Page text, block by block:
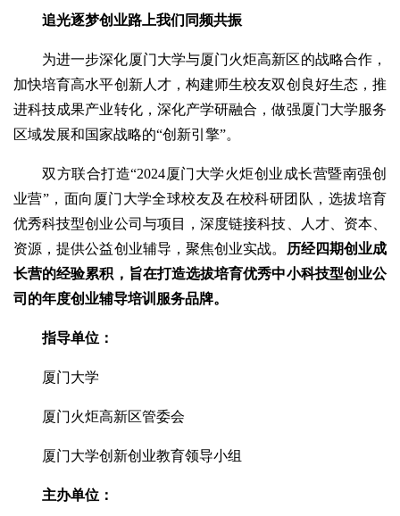
追光逐梦创业路上我们同频共振
为进一步深化厦门大学与厦门火炬高新区的战略合作，
加快培育高水平创新人才，构建师生校友双创良好生态，推
进科技成果产业转化，深化产学研融合，做强厦门大学服务
区域发展和国家战略的“创新引擎”。
双方联合打造“2024厦门大学火炬创业成长营暨南强创
业营”，面向厦门大学全球校友及在校科研团队，选拔培育
优秀科技型创业公司与项目，深度链接科技、人才、资本、
资源，提供公益创业辅导，聚焦创业实战。
历经四期创业成
长营的经验累积，旨在打造选拔培育优秀中小科技型创业公
司的年度创业辅导培训服务品牌。
指导单位：
厦门大学
厦门火炬高新区管委会
厦门大学创新创业教育领导小组
主办单位：